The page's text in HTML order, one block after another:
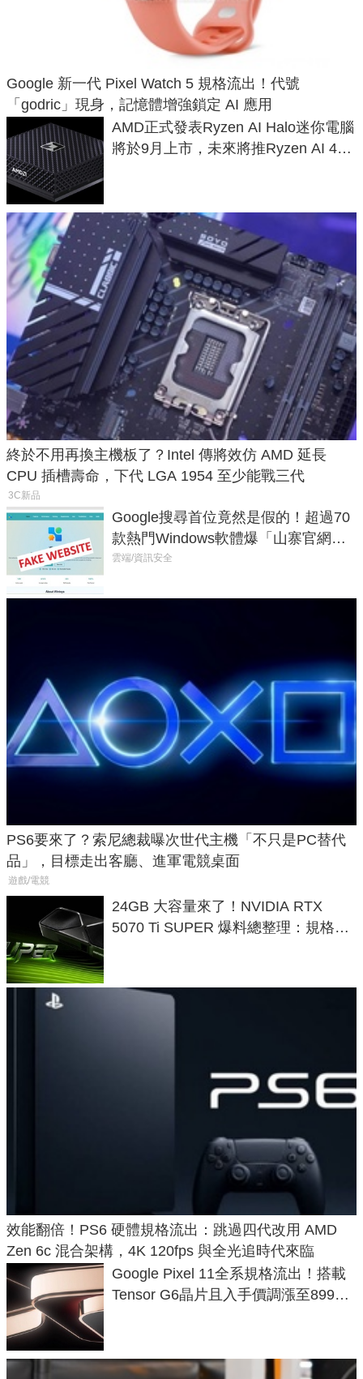
Google 新一代 Pixel Watch 5 規格流出！代號
「godric」現身，記憶體增強鎖定 AI 應用
AMD正式發表Ryzen AI Halo迷你電腦
將於9月上市，未來將推Ryzen AI 400
終於不用再換主機板了？Intel 傳將效仿 AMD 延長
CPU 插槽壽命，下代 LGA 1954 至少能戰三代
3C新品
Google搜尋首位竟然是假的！超過70
款熱門Windows軟體爆「山寨官網」
危機
雲端/資訊安全
PS6要來了？索尼總裁曝次世代主機「不只是PC替代
品」，目標走出客廳、進軍電競桌面
遊戲/電競
24GB 大容量來了！NVIDIA RTX
5070 Ti SUPER 爆料總整理：規格、
效能翻倍！PS6 硬體規格流出：跳過四代改用 AMD
Zen 6c 混合架構，4K 120fps 與全光追時代來臨
Google Pixel 11全系規格流出！搭載
Tensor G6晶片且入手價調漲至899美